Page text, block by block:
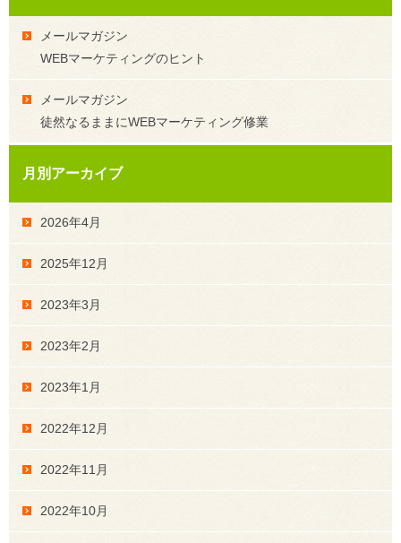
メールマガジン
WEBマーケティングのヒント
メールマガジン
徒然なるままにWEBマーケティング修業
月別アーカイブ
2026年4月
2025年12月
2023年3月
2023年2月
2023年1月
2022年12月
2022年11月
2022年10月